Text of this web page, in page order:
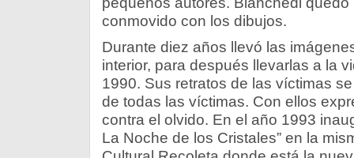
conmovido con los dibujos.
Durante diez años llevó las
interior, para después llevarlas a la
1990. Sus retratos de las víctimas
de todas las víctimas. Con ellos
contra el olvido. En el año 1993
La Noche de los Cristales” en la